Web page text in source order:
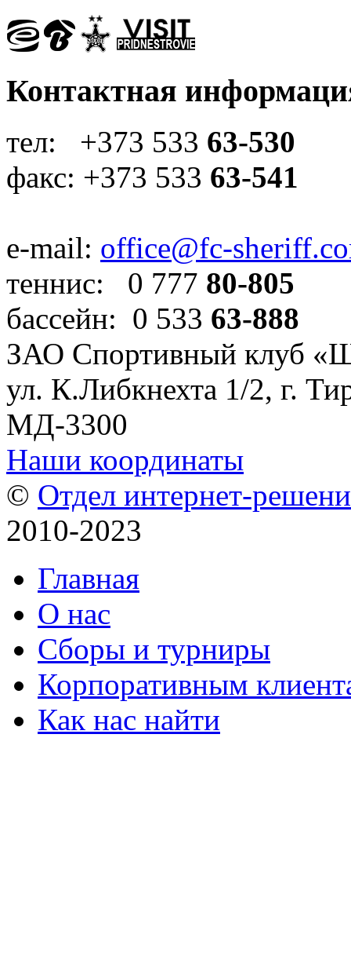
Контактная
тел: +373 533 63-530
факс: +373 533 63-541
e-mail: office@fc-
теннис: 0 777 80-805
бассейн: 0 533 63-888
ЗАО Спортивный клуб
ул. К.Либкнехта 1/2, г.
МД-3300
Наши координаты
© Отдел интернет-
2010-2023
Главная
О нас
Сборы и турниры
Корпоративным
Как нас найти